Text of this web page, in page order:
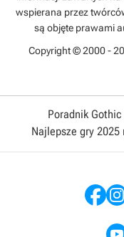
wspierana przez
są objęte prawami
Copyright © 2000 -
Poradnik Gothic
Najlepsze gry 2025